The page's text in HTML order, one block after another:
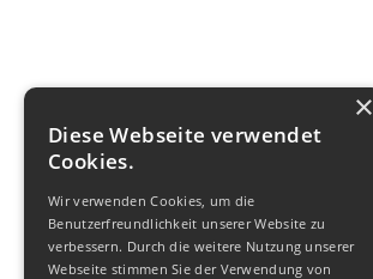
×
Diese Webseite verwendet
Cookies.
Wir verwenden Cookies, um die
Benutzerfreundlichkeit unserer Website zu
verbessern. Durch die weitere Nutzung unserer
Webseite stimmen Sie der Verwendung von